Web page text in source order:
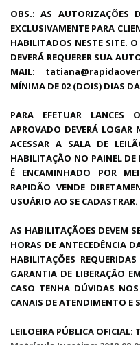
OBS.: AS AUTORIZAÇÕES
EXCLUSIVAMENTE PARA
HABILITADOS NESTE SITE.
DEVERÁ REQUERER SUA
MAIL:
MÍNIMA DE 02 (DOIS) DIAS
PARA EFETUAR LANCES
APROVADO DEVERÁ
ACESSAR A SALA DE
HABILITAÇÃO NO PAINEL DE
É ENCAMINHADO POR
RAPIDÃO VENDE
USUÁRIO AO SE CADASTRAR.
AS HABILITAÇÃOES DEVEM
HORAS DE ANTECEDÊNCIA
HABILITAÇÕES
GARANTIA DE LIBERAÇÃO
CASO TENHA DÚVIDAS
CANAIS DE ATENDIMENTO E
LEILOEIRA PÚBLICA